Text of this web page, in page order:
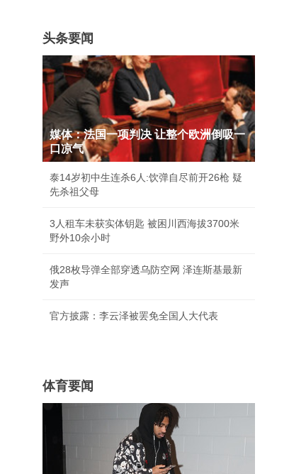
头条要闻
媒体：法国一项判决 让整个欧洲倒吸一
口凉气
泰14岁初中生连杀6人:饮弹自尽前开26枪 疑
先杀祖父母
3人租车未获实体钥匙 被困川西海拔3700米
野外10余小时
俄28枚导弹全部穿透乌防空网 泽连斯基最新
发声
官方披露：李云泽被罢免全国人大代表
体育要闻